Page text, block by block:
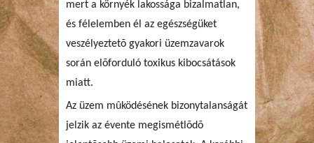
mert a környék lakossága bizalmatlan,
és félelemben él az egészségüket
veszélyeztetõ gyakori üzemzavarok
során elõforduló toxikus kibocsátások
miatt.
Az üzem mûködésének bizonytalanságát
jelzik az évente megismétlõdõ